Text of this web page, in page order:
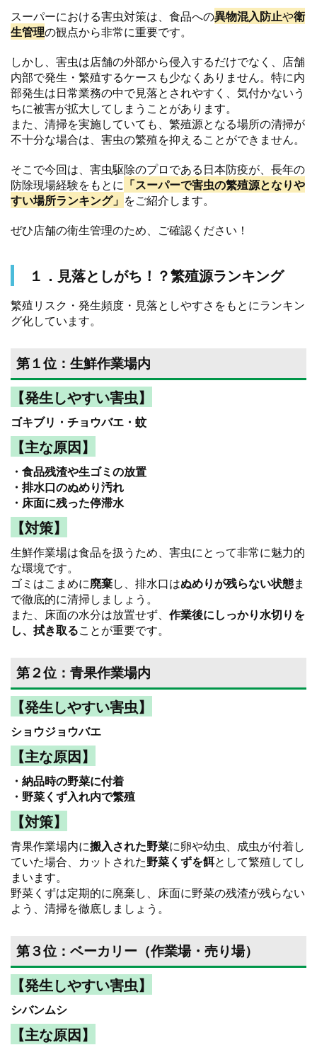
スーパーにおける害虫対策は、食品への異物混入防止や衛
生管理の観点から非常に重要です。
しかし、害虫は店舗の外部から侵入するだけでなく、店舗
内部で発生・繁殖するケースも少なくありません。特に内
部発生は日常業務の中で見落とされやすく、気付かないう
ちに被害が拡大してしまうことがあります。
また、清掃を実施していても、繁殖源となる場所の清掃が
不十分な場合は、害虫の繁殖を抑えることができません。
そこで今回は、害虫駆除のプロである日本防疫が、長年の
防除現場経験をもとに 「スーパーで害虫の繁殖源となりや
すい場所ランキング」 をご紹介します。
ぜひ店舗の衛生管理のため、ご確認ください！
１．見落としがち！？繁殖源ランキング
繁殖リスク・発生頻度・見落としやすさをもとにランキン
グ化しています。
第１位：生鮮作業場内
【発生しやすい害虫】
ゴキブリ・チョウバエ・蚊
【主な原因】
・食品残渣や生ゴミの放置
・排水口のぬめり汚れ
・床面に残った停滞水
【対策】
生鮮作業場は食品を扱うため、害虫にとって非常に魅力的
な環境です。
ゴミはこまめに廃棄し、排水口はぬめりが残らない状態ま
で徹底的に清掃しましょう。
また、床面の水分は放置せず、 作業後にしっかり水切りを
し、拭き取ることが重要です。
第２位：青果作業場内
【発生しやすい害虫】
ショウジョウバエ
【主な原因】
・納品時の野菜に付着
・野菜くず入れ内で繁殖
【対策】
青果作業場内に搬入された野菜に卵や幼虫、成虫が付着し
ていた場合、カットされた野菜くずを餌として繁殖してし
まいます。
野菜くずは定期的に廃棄し、床面に野菜の残渣が残らない
よう、清掃を徹底しましょう。
第３位：ベーカリー（作業場・売り場）
【発生しやすい害虫】
シバンムシ
【主な原因】